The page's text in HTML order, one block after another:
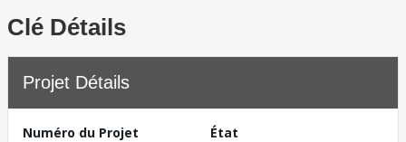
Clé Détails
Projet Détails
Numéro du Projet
État